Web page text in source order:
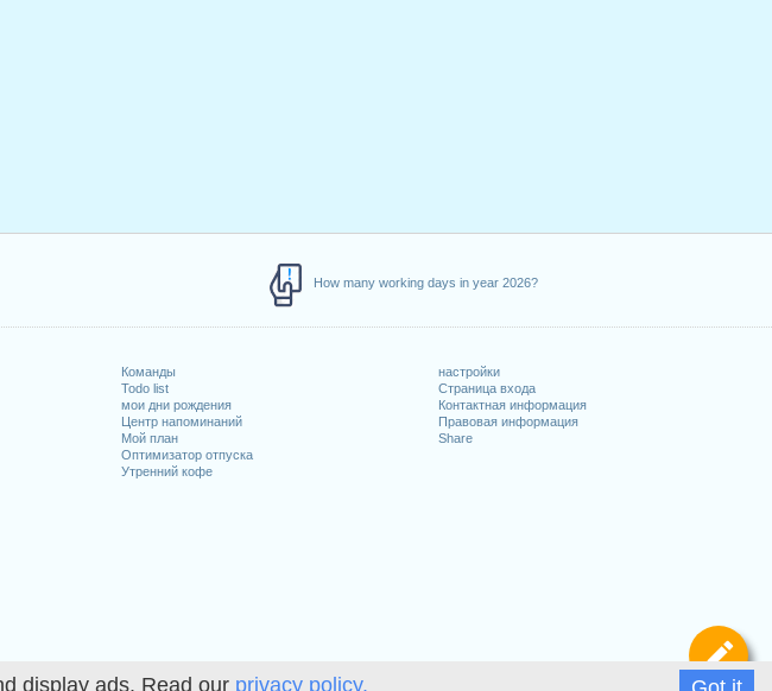
display ads. Read our privacy policy.
How many working days in year 2026?
Команды
Todo list
мои дни рождения
Центр напоминаний
Мой план
Оптимизатор отпуска
Утренний кофе
настройки
Страница входа
Контактная информация
Правовая информация
Share